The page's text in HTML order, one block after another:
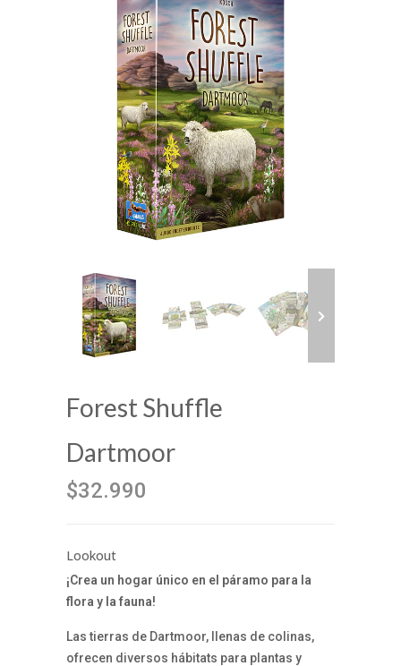
Forest Shuffle
Dartmoor
$32.990
Lookout
¡Crea un hogar único en el páramo para la
flora y la fauna!
Las tierras de Dartmoor, llenas de colinas,
ofrecen diversos hábitats para plantas y